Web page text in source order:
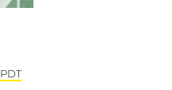
PDT